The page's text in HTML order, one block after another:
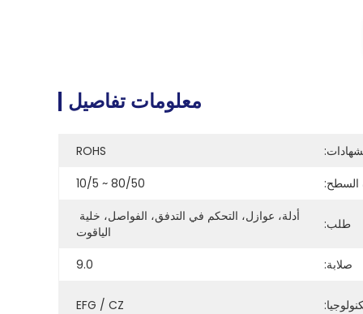
معلومات تفاصيل
ROHS
السطح: 80/50 ~ 10/5
طلب:
الياقوت
صلابة: 9.0
EFG / CZ